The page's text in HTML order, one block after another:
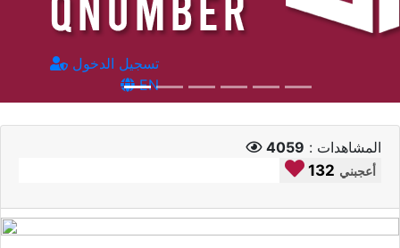
تسجيل الدخول
EN
المشاهدات : 4059
132 أعجبني